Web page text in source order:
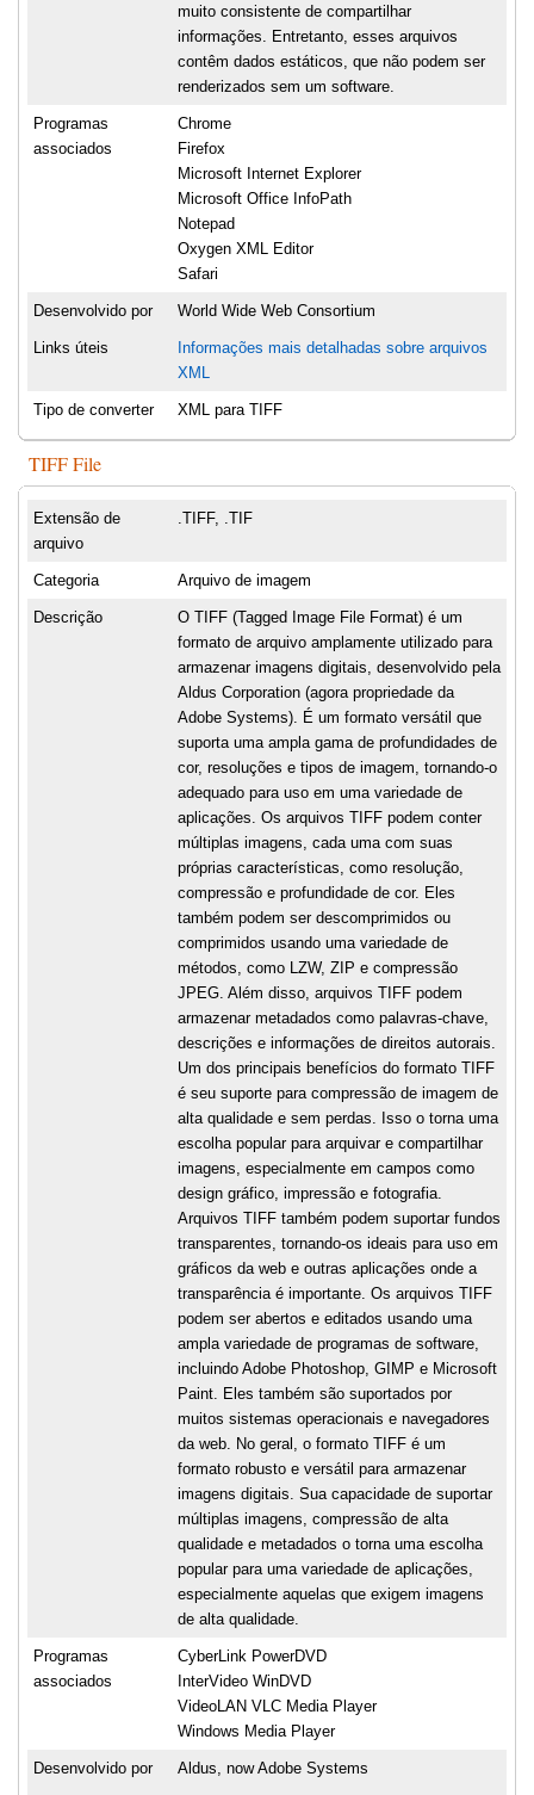
muito consistente de compartilhar
informações. Entretanto, esses arquivos
contêm dados estáticos, que não podem ser
renderizados sem um software.
Programas
associados
Chrome
Firefox
Microsoft Internet Explorer
Microsoft Office InfoPath
Notepad
Oxygen XML Editor
Safari
Desenvolvido por World Wide Web Consortium
Links úteis
Informações mais detalhadas sobre arquivos
XML
Tipo de converter XML para TIFF
TIFF File
Extensão de
arquivo
.TIFF, .TIF
Categoria Arquivo de imagem
Descrição
O TIFF (Tagged Image File Format) é um
formato de arquivo amplamente utilizado para
armazenar imagens digitais, desenvolvido pela
Aldus Corporation (agora propriedade da
Adobe Systems). É um formato versátil que
suporta uma ampla gama de profundidades de
cor, resoluções e tipos de imagem, tornando-o
adequado para uso em uma variedade de
aplicações. Os arquivos TIFF podem conter
múltiplas imagens, cada uma com suas
próprias características, como resolução,
compressão e profundidade de cor. Eles
também podem ser descomprimidos ou
comprimidos usando uma variedade de
métodos, como LZW, ZIP e compressão
JPEG. Além disso, arquivos TIFF podem
armazenar metadados como palavras-chave,
descrições e informações de direitos autorais.
Um dos principais benefícios do formato TIFF
é seu suporte para compressão de imagem de
alta qualidade e sem perdas. Isso o torna uma
escolha popular para arquivar e compartilhar
imagens, especialmente em campos como
design gráfico, impressão e fotografia.
Arquivos TIFF também podem suportar fundos
transparentes, tornando-os ideais para uso em
gráficos da web e outras aplicações onde a
transparência é importante. Os arquivos TIFF
podem ser abertos e editados usando uma
ampla variedade de programas de software,
incluindo Adobe Photoshop, GIMP e Microsoft
Paint. Eles também são suportados por
muitos sistemas operacionais e navegadores
da web. No geral, o formato TIFF é um
formato robusto e versátil para armazenar
imagens digitais. Sua capacidade de suportar
múltiplas imagens, compressão de alta
qualidade e metadados o torna uma escolha
popular para uma variedade de aplicações,
especialmente aquelas que exigem imagens
de alta qualidade.
Programas
associados
CyberLink PowerDVD
InterVideo WinDVD
VideoLAN VLC Media Player
Windows Media Player
Desenvolvido por Aldus, now Adobe Systems